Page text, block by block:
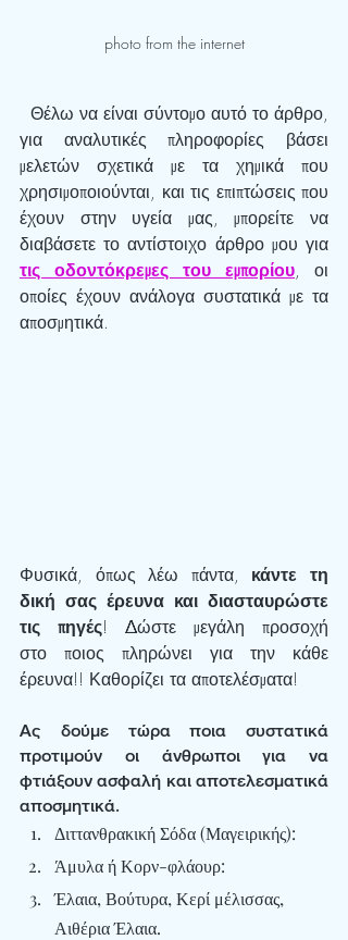
photo from the internet
για αναλυτικές πληροφορίες βάσει
μελετών σχετικά με τα χημικά που
χρησιμοποιούνται, και τις επιπτώσεις που
έχουν στην υγεία μας, μπορείτε να
τις οδοντόκρεμες του εμπορίου, οι
οποίες έχουν ανάλογα συστατικά με τα
αποσμητικά.
Φυσικά, όπως λέω πάντα, κάντε τη
δική σας έρευνα και διασταυρώστε
τις πηγές! Δώστε μεγάλη προσοχή
στο ποιος πληρώνει για την κάθε
έρευνα!! Καθορίζει τα αποτελέσματα!
Ας δούμε τώρα ποια συστατικά
προτιμούν οι άνθρωποι για να
φτιάξουν ασφαλή και αποτελεσματικά
αποσμητικά.
Διττανθρακική Σόδα (Μαγειρικής):
Άμυλα ή Κορν-φλάουρ:
Έλαια, Βούτυρα, Κερί μέλισσας,
Αιθέρια Έλαια.